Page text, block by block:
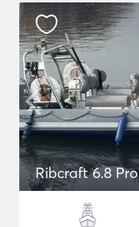
Ribcraft 6.8 Pro